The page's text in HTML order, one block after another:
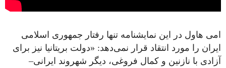
امی هاول در این نمایشنامه تنها رفتار جمهوری اسلامی
ایران را مورد انتقاد قرار نمی‌دهد: «دولت بریتانیا نیز برای
آزادی با نازنین و کمال فروغی، دیگر شهروند ایرانی–